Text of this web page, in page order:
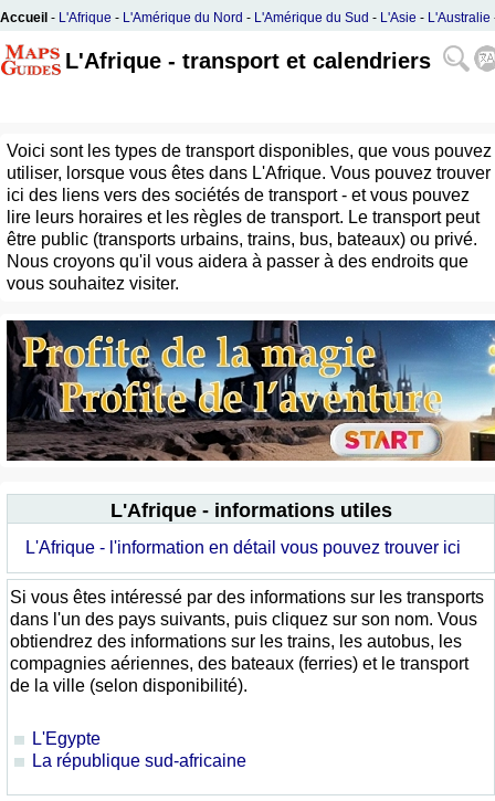
Accueil - L'Afrique - L'Amérique du Nord - L'Amérique du Sud - L'Asie - L'Australie
L'Afrique - transport et calendriers
Voici sont les types de transport disponibles, que vous pouvez
utiliser, lorsque vous êtes dans L'Afrique. Vous pouvez trouver
ici des liens vers des sociétés de transport - et vous pouvez
lire leurs horaires et les règles de transport. Le transport peut
être public (transports urbains, trains, bus, bateaux) ou privé.
Nous croyons qu'il vous aidera à passer à des endroits que
vous souhaitez visiter.
L'Afrique - informations utiles
L'Afrique - l'information en détail vous pouvez trouver ici
Si vous êtes intéressé par des informations sur les transports
dans l'un des pays suivants, puis cliquez sur son nom. Vous
obtiendrez des informations sur les trains, les autobus, les
compagnies aériennes, des bateaux (ferries) et le transport
de la ville (selon disponibilité).
L'Egypte
La république sud-africaine